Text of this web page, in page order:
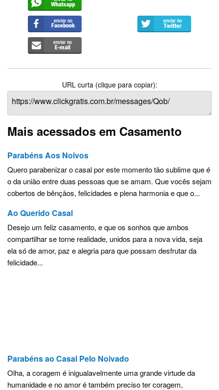
URL curta (clique para copiar):
Mais acessados em Casamento
Parabéns Aos Noivos
Quero parabenizar o casal por este momento tão sublime que é
o da união entre duas pessoas que se amam. Que vocês sejam
cobertos de bênçãos, felicidades e plena harmonia e que o...
Ao Querido Casal
Desejo um feliz casamento, e que os sonhos que ambos
compartilhar se torne realidade, unidos para a nova vida, seja
ela só de amor, paz e alegria para que possam desfrutar da
felicidade...
Parabéns ao Casal Pelo Noivado
Olha, a coragem é inigualavelmente uma grande virtude da
humanidade e no amor é também preciso ter coragem,